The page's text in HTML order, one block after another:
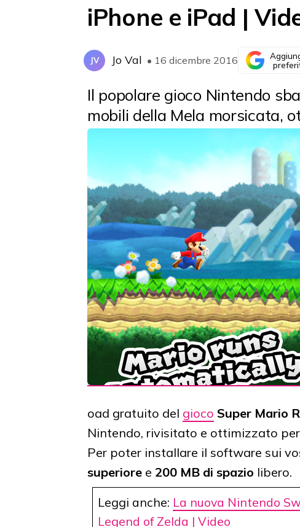
iPhone e iPad |
JV Jo Val • 16 dicembre 2016
Il popolare gioco Nintendo
mobili della Mela morsicata,
oad gratuito del gioco Super Mario
Nintendo, rivisitato e ottimizzato
Per poter installare il software sui
superiore e 200 MB di spazio libero.
Leggi anche: La nuova Nintendo
Legend of Zelda | Video